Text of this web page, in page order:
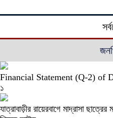
Financial Statement (Q-2) of
১
যাত্রাবাড়ীর রায়েরবাগে মাদ্রাসা